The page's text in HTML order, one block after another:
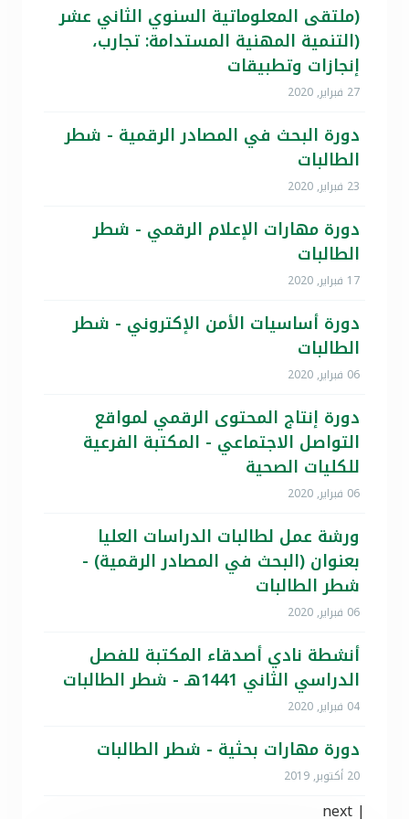
(ملتقى المعلوماتية السنوي الثاني عشر
(التنمية المهنية المستدامة: تجارب،
إنجازات وتطبيقات
27 فبراير, 2020
دورة البحث في المصادر الرقمية - شطر
الطالبات
23 فبراير, 2020
دورة مهارات الإعلام الرقمي - شطر
الطالبات
17 فبراير, 2020
دورة أساسيات الأمن الإكتروني - شطر
الطالبات
06 فبراير, 2020
دورة إنتاج المحتوى الرقمي لمواقع
التواصل الاجتماعي - المكتبة الفرعية
للكليات الصحية
06 فبراير, 2020
ورشة عمل لطالبات الدراسات العليا
بعنوان (البحث في المصادر الرقمية) -
شطر الطالبات
06 فبراير, 2020
أنشطة نادي أصدقاء المكتبة للفصل
الدراسي الثاني 1441هـ - شطر الطالبات
04 فبراير, 2020
دورة مهارات بحثية - شطر الطالبات
20 أكتوبر, 2019
|
next